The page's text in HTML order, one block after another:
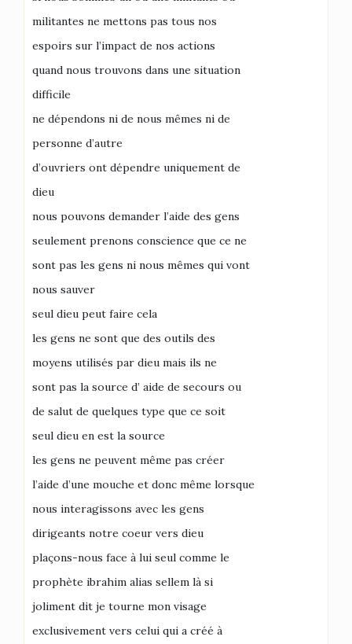
militantes ne mettons pas tous nos
espoirs sur l’impact de nos actions
quand nous trouvons dans une situation
difficile
ne dépendons ni de nous mêmes ni de
personne d’autre
d’ouvriers ont dépendre uniquement de
dieu
nous pouvons demander l’aide des gens
seulement prenons conscience que ce ne
sont pas les gens ni nous mêmes qui vont
nous sauver
seul dieu peut faire cela
les gens ne sont que des outils des
moyens utilisés par dieu mais ils ne
sont pas la source d’ aide de secours ou
de salut de quelques type que ce soit
seul dieu en est la source
les gens ne peuvent même pas créer
l’aide d’une mouche et donc même lorsque
nous interagissons avec les gens
dirigeants notre coeur vers dieu
plaçons-nous face à lui seul comme le
prophète ibrahim alias sellem là si
joliment dit je tourne mon visage
exclusivement vers celui qui a créé à